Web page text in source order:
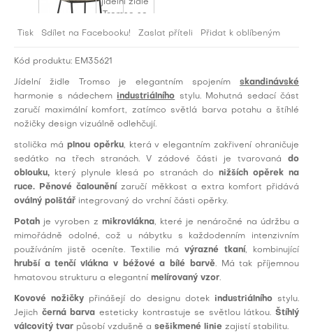
Tisk Sdílet na Facebooku! Zaslat příteli Přidat k oblíbeným
Kód produktu: EM35621
Jídelní židle Tromso je elegantním spojením skandinávské
harmonie s nádechem industriálního stylu. Mohutná sedací část
zaručí maximální komfort, zatímco světlá barva potahu a štíhlé
nožičky design vizuálně odlehčují.
stolička má plnou opěrku, která v elegantním zakřivení ohraničuje
sedátko na třech stranách. V zádové části je tvarovaná do
oblouku, který plynule klesá po stranách do nižších opěrek na
ruce. Pěnové čalounění zaručí měkkost a extra komfort přidává
oválný polštář integrovaný do vrchní části opěrky.
Potah je vyroben z mikrovlákna, které je nenáročné na údržbu a
mimořádně odolné, což u nábytku s každodenním intenzivním
používáním jistě oceníte. Textilie mávýrazné tkaní, kombinující
hrubší a tenčí vlákna v béžové a bílé barvě. Má tak příjemnou
hmatovou strukturu a elegantní melírovaný vzor.
Kovové nožičky přinášejí do designu dotek industriálníhostylu.
Jejich černá barva esteticky kontrastuje se světlou látkou. Štíhlý
válcovitý tvar působí vzdušně a sešikmené linie zajistí stabilitu.